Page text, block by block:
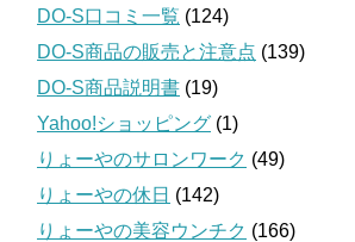
DO-S口コミ一覧 (124)
DO-S商品の販売と注意点 (139)
DO-S商品説明書 (19)
Yahoo!ショッピング (1)
りょーやのサロンワーク (49)
りょーやの休日 (142)
りょーやの美容ウンチク (166)